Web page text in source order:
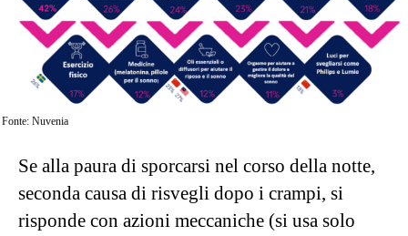
Fonte: Nuvenia
Se alla paura di sporcarsi nel corso della notte,
seconda causa di risvegli dopo i crampi, si
risponde con azioni meccaniche (si usa solo